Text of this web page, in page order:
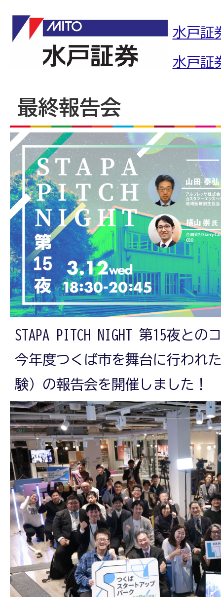
水戸証
水戸証
最終報告会
STAPA PITCH NIGHT 第15夜と
今年度つくば市を舞台に行われ
験）の報告会を開催しました！